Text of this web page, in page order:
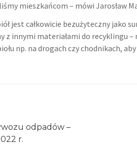
mieszkańcom – mówi Jarosław
jest całkowicie bezużyteczny jako
z innymi materiałami do recyklingu
np. na drogach czy chodnikach,
odpadów –
r.